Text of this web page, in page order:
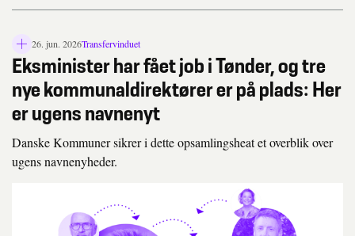
L
å
i
k
o
26. jun. 2026Transfervinduet
Eksminister har fået job i Tønder, og tre
nye kommunaldirektører er på plads: Her
er ugens navnenyt
Danske Kommuner sikrer i dette opsamlingsheat et overblik over
ugens navnenyheder.